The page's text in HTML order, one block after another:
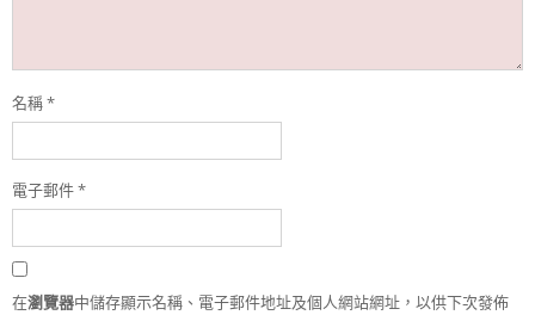
名稱*
電子郵件*
在瀏覽器中儲存顯示名稱、電子郵件地址及個人網站網址，以供下次發佈